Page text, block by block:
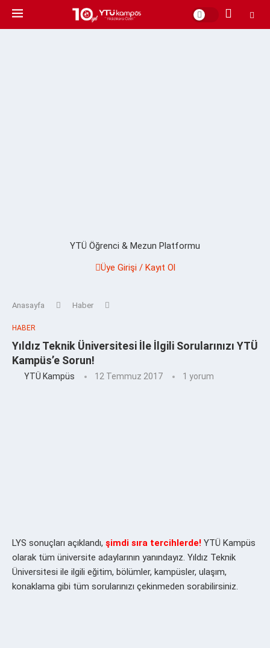
YTÜ Öğrenci & Mezun Platformu
Üye Girişi / Kayıt Ol
Anasayfa Haber
HABER
Yıldız Teknik Üniversitesi İle İlgili Sorularınızı YTÜ
Kampüs’e Sorun!
YTÜ Kampüs 12 Temmuz 2017 1 yorum
LYS sonuçları açıklandı, şimdi sıra tercihlerde! YTÜ Kampüs
olarak tüm üniversite adaylarının yanındayız. Yıldız Teknik
Üniversitesi ile ilgili eğitim, bölümler, kampüsler, ulaşım,
konaklama gibi tüm sorularınızı çekinmeden sorabilirsiniz.